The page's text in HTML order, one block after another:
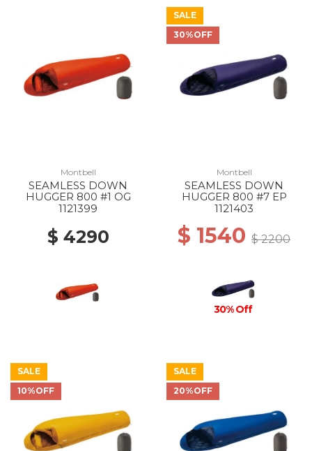
Montbell
SEAMLESS DOWN
HUGGER 800 #1 OG
1121399
$ 4290
SALE
30%OFF
Montbell
SEAMLESS DOWN
HUGGER 800 #7 EP
1121403
$ 1540 $ 2200
30% Off
SALE
10%OFF
SALE
20%OFF